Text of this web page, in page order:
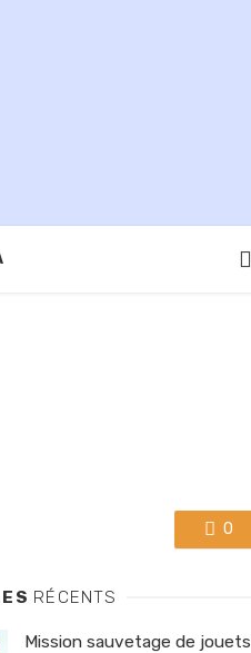
0
RÉCENTS
Mission sauvetage de jouets